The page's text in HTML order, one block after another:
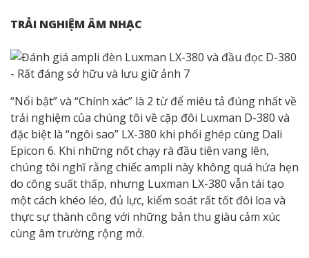
TRẢI NGHIỆM ÂM NHẠC
“Nổi bật” và “Chính xác” là 2 từ để miêu tả đúng nhất về
trải nghiệm của chúng tôi về cặp đôi Luxman D-380 và
đặc biệt là “ngôi sao” LX-380 khi phối ghép cùng Dali
Epicon 6. Khi những nốt chạy rà đầu tiên vang lên,
chúng tôi nghĩ rằng chiếc ampli này không quá hứa hẹn
do công suất thấp, nhưng Luxman LX-380 vẫn tái tạo
một cách khéo léo, đủ lực, kiểm soát rất tốt đôi loa và
thực sự thành công với những bản thu giàu cảm xúc
cùng âm trường rộng mở.